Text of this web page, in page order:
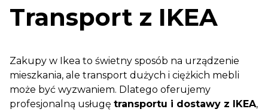
Transport z IKEA
Zakupy w Ikea to świetny sposób na urządzenie
mieszkania, ale transport dużych i ciężkich mebli
może być wyzwaniem. Dlatego oferujemy
profesjonalną usługę transportu i dostawy z IKEA,